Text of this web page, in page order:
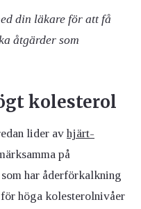
din läkare för att få
åtgärder som
kolesterol
lider av hjärt-
på
har åderförkalkning
höga kolesterolnivåer